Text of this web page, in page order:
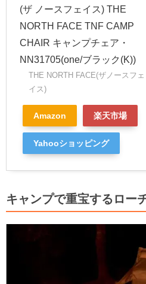
(ザ ノースフェイス) THE
NORTH FACE TNF CAMP
CHAIR キャンプチェア・
NN31705(one/ブラック(K))
THE NORTH FACE(ザノースフェ
イス)
Amazon 楽天市場
Yahooショッピング
キャンプで重宝するロー